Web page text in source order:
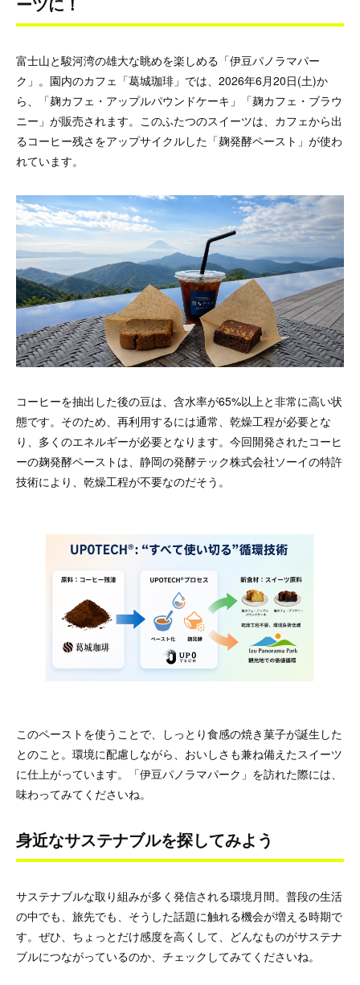
富士山と駿河湾の雄大な眺めを楽しめる「伊豆パノラマパー
ク」。園内のカフェ「葛城珈琲」では、2026年6月20日(土)か
ら、「麹カフェ・アップルパウンドケーキ」「麹カフェ・ブラウ
ニー」が販売されます。このふたつのスイーツは、カフェから出
るコーヒー残さをアップサイクルした「麹発酵ペースト」が使わ
れています。
コーヒーを抽出した後の豆は、含水率が65%以上と非常に高い状
態です。そのため、再利用するには通常、乾燥工程が必要とな
り、多くのエネルギーが必要となります。今回開発されたコーヒ
ーの麹発酵ペーストは、静岡の発酵テック株式会社ソーイの特許
技術により、乾燥工程が不要なのだそう。
このペーストを使うことで、しっとり食感の焼き菓子が誕生した
とのこと。環境に配慮しながら、おいしさも兼ね備えたスイーツ
に仕上がっています。「伊豆パノラマパーク」を訪れた際には、
味わってみてくださいね。
身近なサステナブルを探してみよう
サステナブルな取り組みが多く発信される環境月間。普段の生活
の中でも、旅先でも、そうした話題に触れる機会が増える時期で
す。ぜひ、ちょっとだけ感度を高くして、どんなものがサステナ
ブルにつながっているのか、チェックしてみてくださいね。